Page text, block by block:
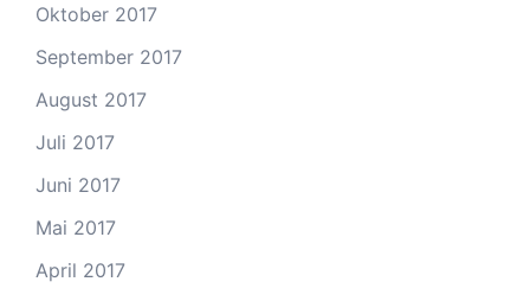
Oktober 2017
September 2017
August 2017
Juli 2017
Juni 2017
Mai 2017
April 2017